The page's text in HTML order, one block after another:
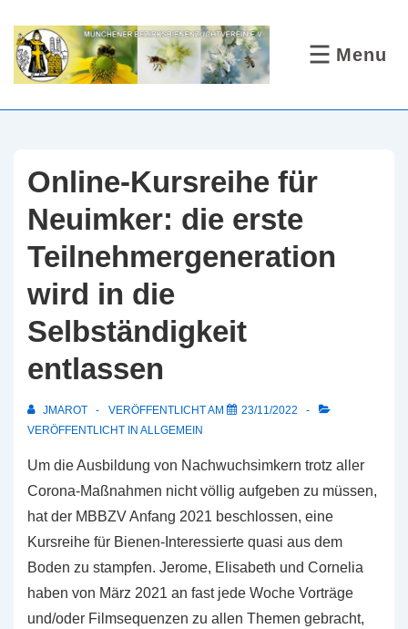
Zum
Inhalt
Menu
MENÜ
Online-Kursreihe für
Neuimker: die erste
Teilnehmergeneration
wird in die
Selbständigkeit
entlassen
JMAROT VERÖFFENTLICHT AM
23/11/2022
VERÖFFENTLICHT IN ALLGEMEIN
Um die Ausbildung von Nachwuchsimkern trotz aller
Corona-Maßnahmen nicht völlig aufgeben zu müssen,
hat der MBBZV Anfang 2021 beschlossen, eine
Kursreihe für Bienen-Interessierte quasi aus dem
Boden zu stampfen. Jerome, Elisabeth und Cornelia
haben von März 2021 an fast jede Woche Vorträge
und/oder Filmsequenzen zu allen Themen gebracht,